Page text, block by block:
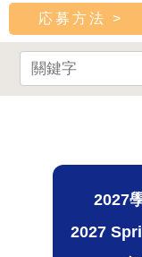
応募方法 >
2027
2027